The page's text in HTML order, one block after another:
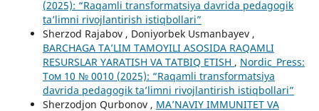
(2025): “Raqamli transformatsiya davrida pedagogik
ta’limni rivojlantirish istiqbollari”
Sherzod Rajabov , Doniyorbek Usmanbayev ,
BARCHAGA TA’LIM TAMOYILI ASOSIDA RAQAMLI
RESURSLAR YARATISH VA TATBIQ ETISH , Nordic_Press:
Том 10 № 0010 (2025): “Raqamli transformatsiya
davrida pedagogik ta’limni rivojlantirish istiqbollari”
Sherzodjon Qurbonov , MA’NAVIY IMMUNITET VA